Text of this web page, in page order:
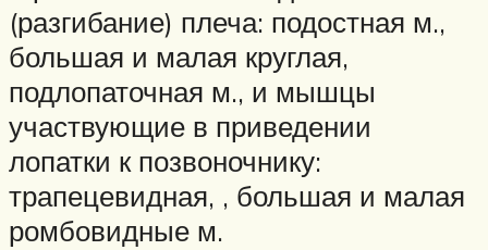
(разгибание) плеча: подостная м.,
большая и малая круглая,
подлопаточная м., и мышцы
участвующие в приведении
лопатки к позвоночнику:
трапецевидная, , большая и малая
ромбовидные м.